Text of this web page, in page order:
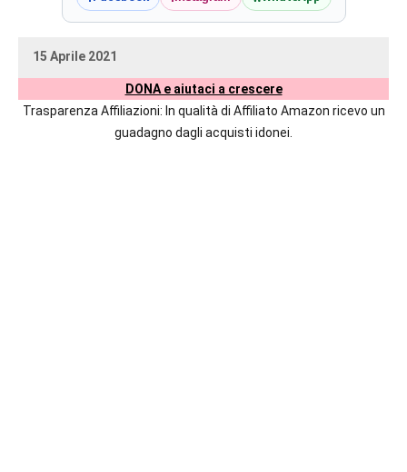
delle
autrici
15 Aprile 2021
uctil_user
Nessun
DONA e aiutaci a crescere
Trasparenza Affiliazioni: In qualità di Affiliato Amazon ricevo un
guadagno dagli acquisti idonei.